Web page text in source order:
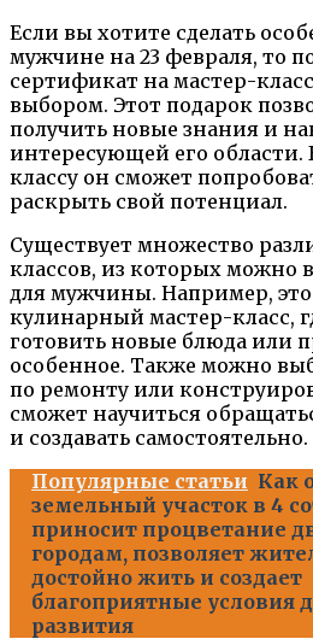
Если вы хотите сделать
мужчине на 23 февраля, то
сертификат на мастер-
выбором. Этот подарок
получить новые знания и
интересующей его области.
классу он сможет
раскрыть свой потенциал.
Существует множество
классов, из которых можно
для мужчины. Например,
кулинарный мастер-класс,
готовить новые блюда или
особенное. Также можно
по ремонту или
сможет научиться
и создавать самостоятельно.
Популярные статьи Как
земельный участок в 4
приносит процветание
городам, позволяет
достойно жить и создает
благоприятные условия
развития